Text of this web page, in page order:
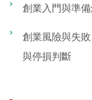
創業入門與準
創業風險與失
與停損判斷